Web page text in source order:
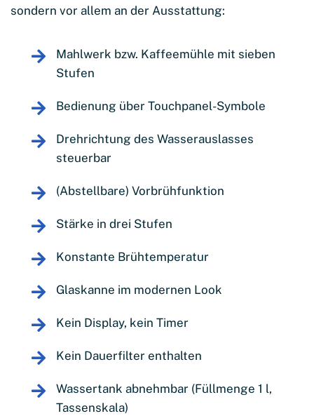
sondern vor allem an der Ausstattung:
Mahlwerk bzw. Kaffeemühle mit sieben
Stufen
Bedienung über Touchpanel-Symbole
Drehrichtung des Wasserauslasses
steuerbar
(Abstellbare) Vorbrühfunktion
Stärke in drei Stufen
Konstante Brühtemperatur
Glaskanne im modernen Look
Kein Display, kein Timer
Kein Dauerfilter enthalten
Wassertank abnehmbar (Füllmenge 1 l,
Tassenskala)